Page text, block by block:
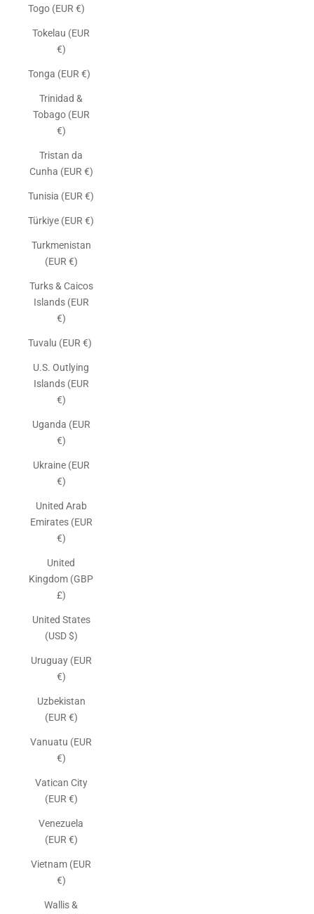
Togo (EUR €)
Tokelau (EUR
€)
Tonga (EUR €)
Trinidad &
Tobago (EUR
€)
Tristan da
Cunha (EUR €)
Tunisia (EUR €)
Türkiye (EUR €)
Turkmenistan
(EUR €)
Turks & Caicos
Islands (EUR
€)
Tuvalu (EUR €)
U.S. Outlying
Islands (EUR
€)
Uganda (EUR
€)
Ukraine (EUR
€)
United Arab
Emirates (EUR
€)
United
Kingdom (GBP
£)
United States
(USD $)
Uruguay (EUR
€)
Uzbekistan
(EUR €)
Vanuatu (EUR
€)
Vatican City
(EUR €)
Venezuela
(EUR €)
Vietnam (EUR
€)
Wallis &